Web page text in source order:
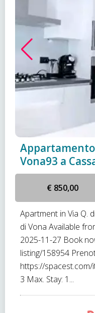
Vona93 a
€ 850,00
Apartment in Via Q.
di Vona Available
2025-11-27 Book
listing/158954
https://spacest.com/
3 Max. Stay: 1...